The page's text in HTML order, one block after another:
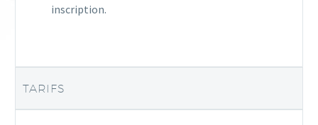
inscription.
TARIFS